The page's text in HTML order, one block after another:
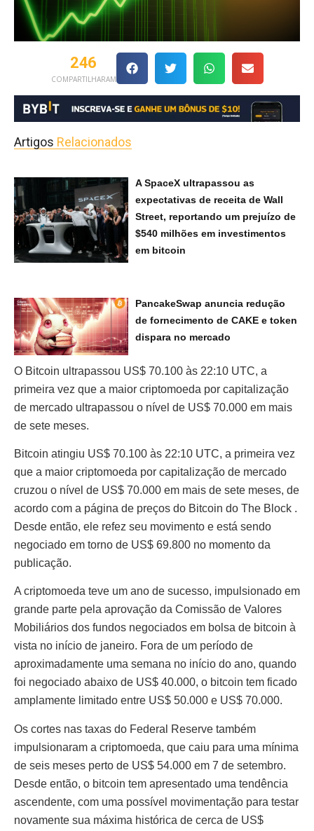
COMPARTILHARAM
246
Artigos Relacionados
A SpaceX ultrapassou as
expectativas de receita de Wall
Street, reportando um prejuízo de
$540 milhões em investimentos
em bitcoin
PancakeSwap anuncia redução
de fornecimento de CAKE e token
dispara no mercado
O Bitcoin ultrapassou US$ 70.100 às 22:10 UTC, a
primeira vez que a maior criptomoeda por capitalização
de mercado ultrapassou o nível de US$ 70.000 em mais
de sete meses.
Bitcoin atingiu US$ 70.100 às 22:10 UTC, a primeira vez
que a maior criptomoeda por capitalização de mercado
cruzou o nível de US$ 70.000 em mais de sete meses, de
acordo com a página de preços do Bitcoin do The Block .
Desde então, ele refez seu movimento e está sendo
negociado em torno de US$ 69.800 no momento da
publicação.
A criptomoeda teve um ano de sucesso, impulsionado em
grande parte pela aprovação da Comissão de Valores
Mobiliários dos fundos negociados em bolsa de bitcoin à
vista no início de janeiro. Fora de um período de
aproximadamente uma semana no início do ano, quando
foi negociado abaixo de US$ 40.000, o bitcoin tem ficado
amplamente limitado entre US$ 50.000 e US$ 70.000.
Os cortes nas taxas do Federal Reserve também
impulsionaram a criptomoeda, que caiu para uma mínima
de seis meses perto de US$ 54.000 em 7 de setembro.
Desde então, o bitcoin tem apresentado uma tendência
ascendente, com uma possível movimentação para testar
novamente sua máxima histórica de cerca de US$